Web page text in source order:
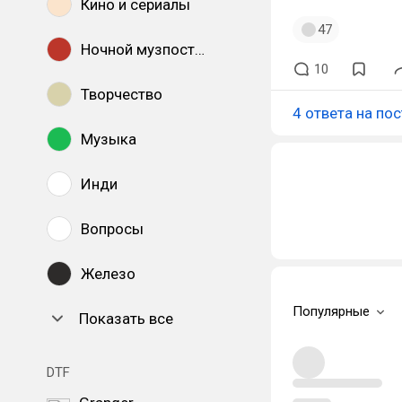
Кино и сериалы
Ночной музпостинг
Творчество
Музыка
Инди
Вопросы
Железо
Показать все
DTF
47
10
4 ответа на
Популярные